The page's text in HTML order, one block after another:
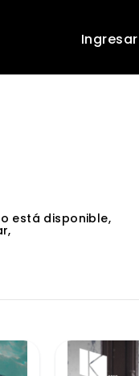
Ingresar
está disponible,